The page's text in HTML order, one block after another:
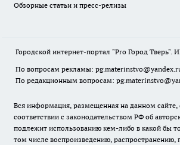
Обзорные статьи и пресс-релизы
Городской интернет-портал "Pro Город
По вопросам рекламы:
По редакционным вопросам:
Вся информация, размещенная на данном сайте,
соответствии с законодательством РФ об
подлежит использованию кем-либо в какой бы
том числе воспроизведению, распространению,